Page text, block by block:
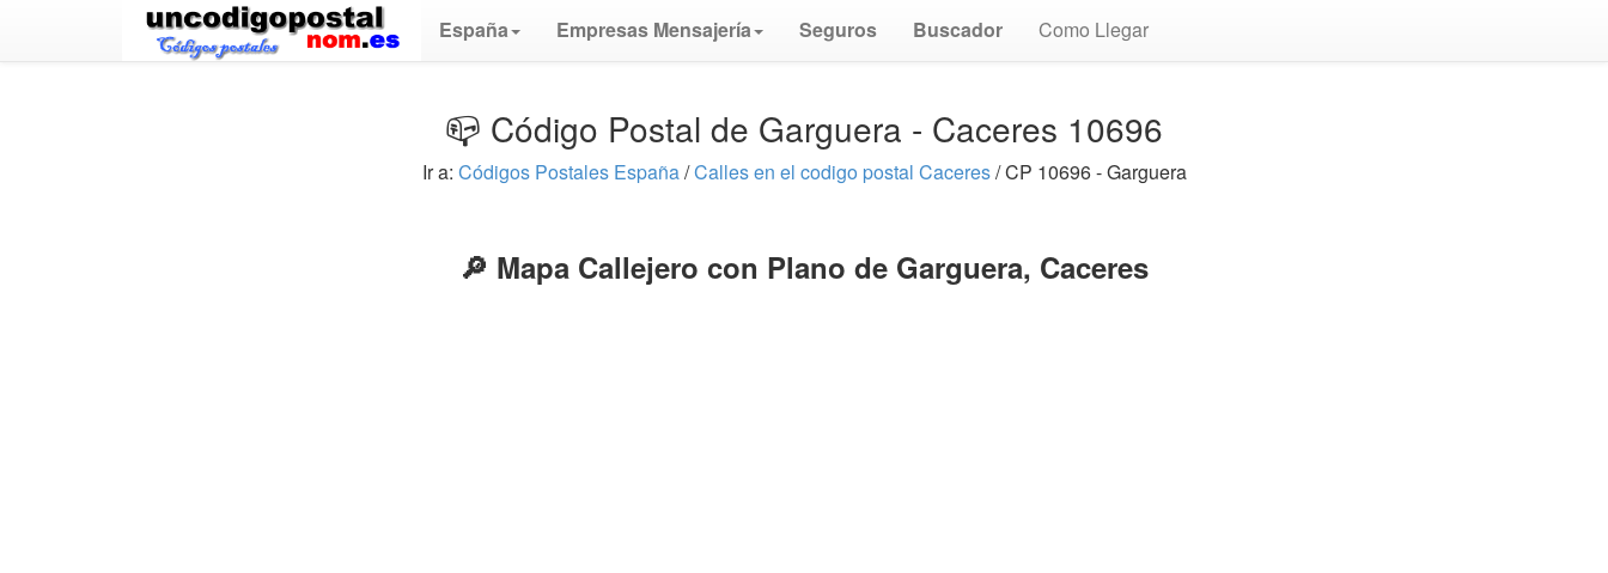
España Empresas Mensajería Seguros Buscador Como Llegar
📪 Código Postal de Garguera - Caceres 10696
Ir a: Códigos Postales España/Calles en el codigo postal Caceres/ CP 10696 - Garguera
🔎 Mapa Callejero con Plano de Garguera, Caceres